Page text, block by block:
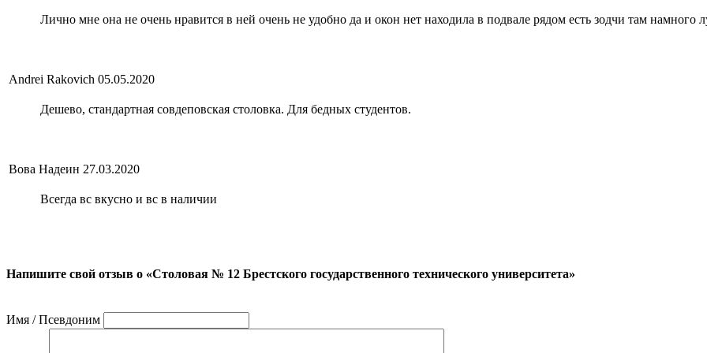
Лично мне она не очень нравится в ней очень не удобно да и окон нет находила в подвале рядом есть зодчи там намного
Andrei Rakovich 05.05.2020
Дешево, стандартная совдеповская столовка. Для бедных студентов.
Вова Надеин 27.03.2020
Всегда вс вкусно и вс в наличии
Напишите свой отзыв о «Столовая № 12 Брестского государственного технического университета»
Имя / Псевдоним